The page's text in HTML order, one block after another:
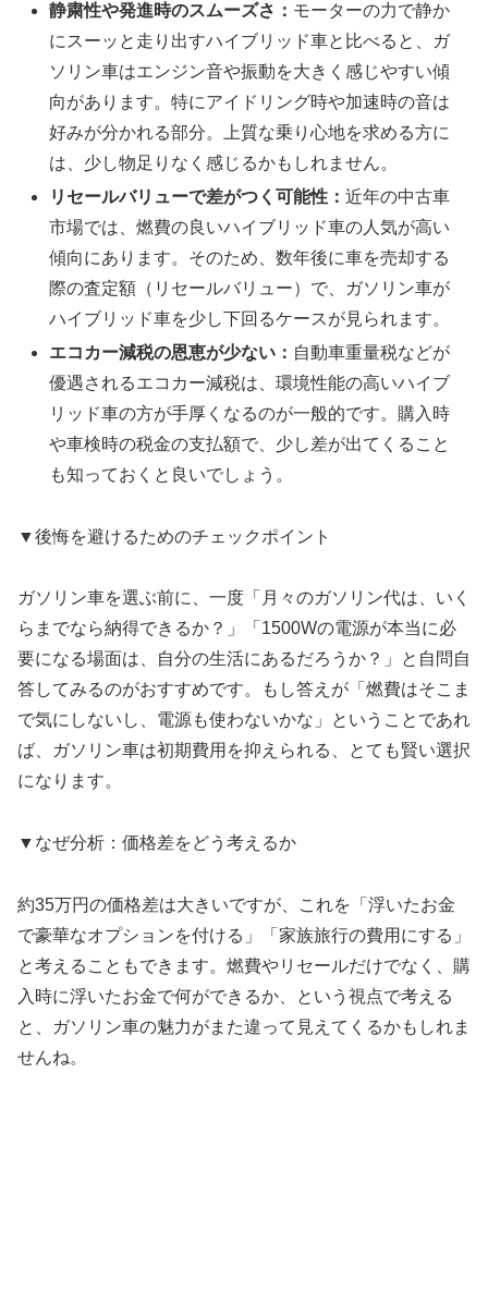
静粛性や発進時のスムーズさ： モーターの力で静か
にスーッと走り出すハイブリッド車と比べると、ガ
ソリン車はエンジン音や振動を大きく感じやすい傾
向があります。特にアイドリング時や加速時の音は
好みが分かれる部分。上質な乗り心地を求める方に
は、少し物足りなく感じるかもしれません。
リセールバリューで差がつく可能性：近年の中古車
市場では、燃費の良いハイブリッド車の人気が高い
傾向にあります。そのため、数年後に車を売却する
際の査定額（リセールバリュー）で、ガソリン車が
ハイブリッド車を少し下回るケースが見られます。
エコカー減税の恩恵が少ない： 自動車重量税などが
優遇されるエコカー減税は、環境性能の高いハイブ
リッド車の方が手厚くなるのが一般的です。購入時
や車検時の税金の支払額で、少し差が出てくること
も知っておくと良いでしょう。
▼後悔を避けるためのチェックポイント
ガソリン車を選ぶ前に、一度「月々のガソリン代は、いく
らまでなら納得できるか？」「1500Wの電源が本当に必
要になる場面は、自分の生活にあるだろうか？」と自問自
答してみるのがおすすめです。もし答えが「燃費はそこま
で気にしないし、電源も使わないかな」ということであれ
ば、ガソリン車は初期費用を抑えられる、とても賢い選択
になります。
▼なぜ分析：価格差をどう考えるか
約35万円の価格差は大きいですが、これを「浮いたお金
で豪華なオプションを付ける」「家族旅行の費用にする」
と考えることもできます。燃費やリセールだけでなく、購
入時に浮いたお金で何ができるか、という視点で考える
と、ガソリン車の魅力がまた違って見えてくるかもしれま
せんね。